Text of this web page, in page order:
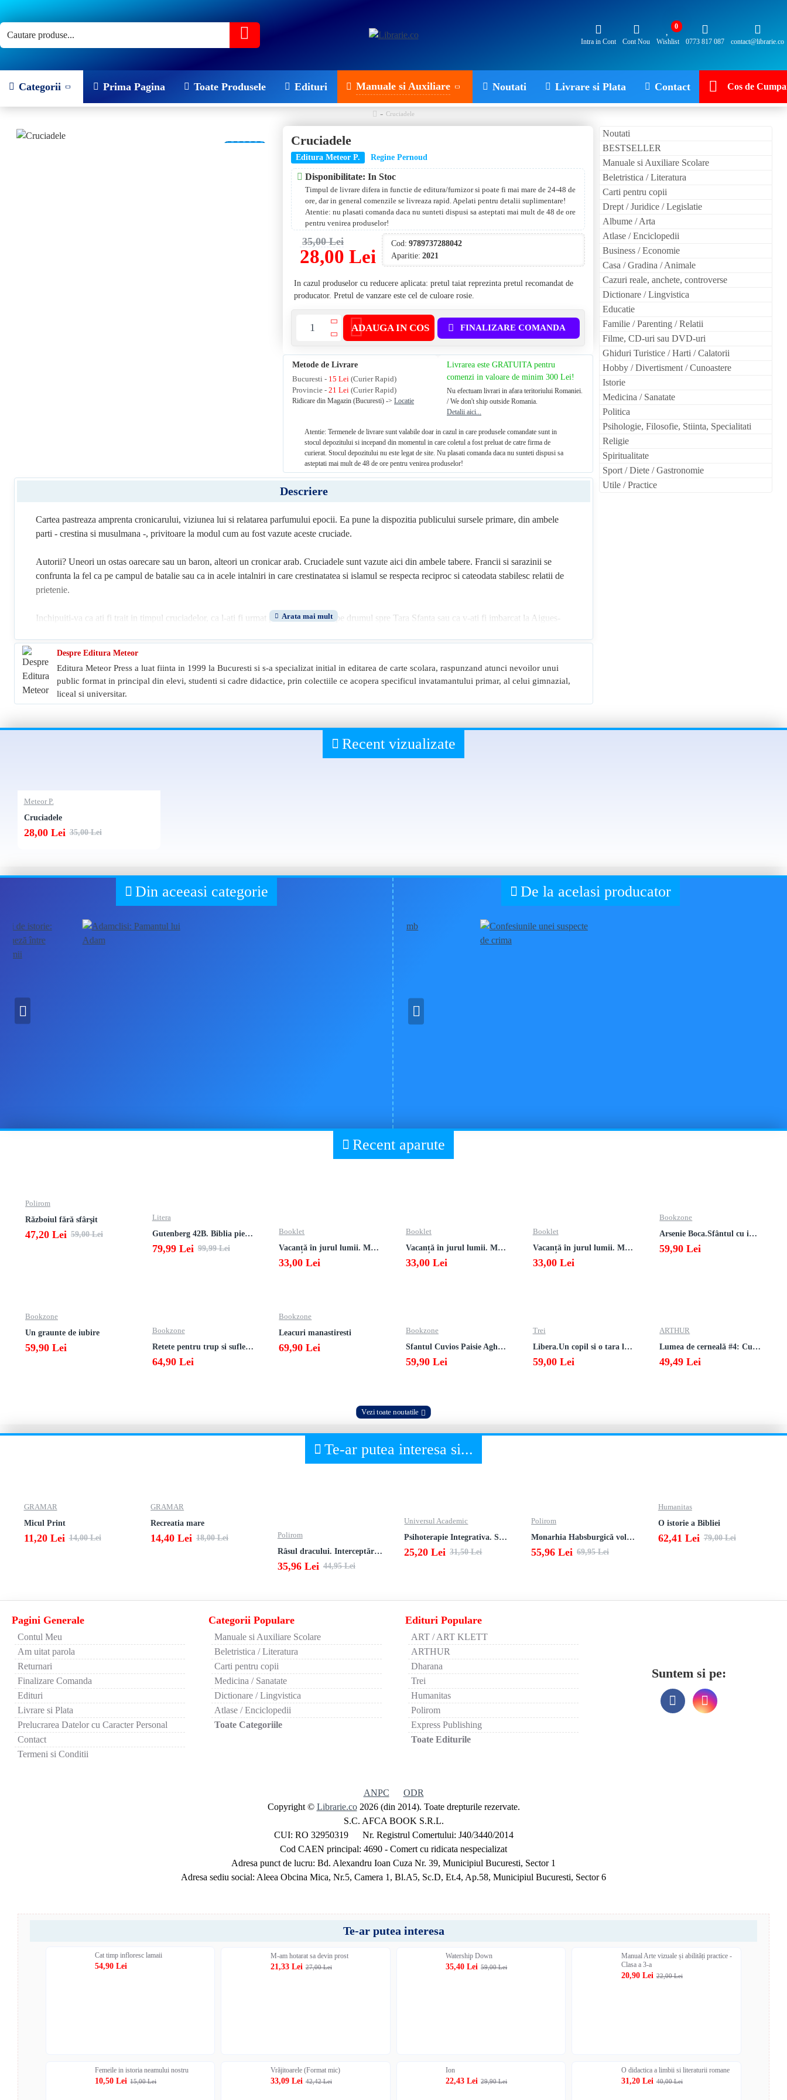
Intra in Cont Cont Nou Wishlist
0
0773 817 087
contact@librarie.co
Categorii Prima Pagina Toate Produsele Edituri Manuale si Auxiliare Noutati Livrare si Plata Contact Cos de
Cruciadele
Cruciadele
Editura Meteor P. Regine Pernoud
Disponibilitate: In Stoc
Timpul de livrare difera in functie de editura/furnizor si poate fi mai mare de 24-48 de
ore, dar in general comenzile se livreaza rapid. Apelati pentru detalii suplimentare!
Atentie: nu plasati comanda daca nu sunteti dispusi sa asteptati mai mult de 48 de ore
pentru venirea produselor!
28,00 Lei
35,00 Lei Cod: 9789737288042
Aparitie: 2021
ADAUGA IN COS FINALIZARE COMANDA
In cazul produselor cu reducere aplicata: pretul taiat reprezinta pretul recomandat de
producator. Pretul de vanzare este cel de culoare rosie.
Metode de Livrare
Bucuresti - 15 Lei (Curier Rapid)
Provincie -21 Lei (Curier Rapid)
Ridicare din Magazin (Bucuresti) ->Locatie
Livrarea este GRATUITA pentru
comenzi in valoare de minim 300 Lei!
Nu efectuam livrari in afara teritoriului Romaniei.
/ We don't ship outside Romania.
Detalii aici...
Atentie: Termenele de livrare sunt valabile doar in cazul in care produsele comandate sunt in
stocul depozitului si incepand din momentul in care coletul a fost preluat de catre firma de
curierat. Stocul depozitului nu este legat de site. Nu plasati comanda daca nu sunteti dispusi sa
asteptati mai mult de 48 de ore pentru venirea produselor!
Despre Editura Meteor
Editura Meteor Press a luat fiinta in 1999 la Bucuresti si s-a specializat initial in editarea de carte scolara, raspunzand atunci nevoilor unui
public format in principal din elevi, studenti si cadre didactice, prin colectiile ce acopera specificul invatamantului primar, al celui gimnazial,
liceal si universitar.
Descriere
Cartea pastreaza amprenta cronicarului, viziunea lui si relatarea parfumului epocii. Ea pune la dispozitia publicului sursele primare, din ambele
parti - crestina si musulmana -, privitoare la modul cum au fost vazute aceste cruciade.
Autorii? Uneori un ostas oarecare sau un baron, alteori un cronicar arab. Cruciadele sunt vazute aici din ambele tabere. Francii si sarazinii se
confrunta la fel ca pe campul de batalie sau ca in acele intalniri in care crestinatatea si islamul se respecta reciproc si cateodata stabilesc relatii de
prietenie.
Inchipuiti-va ca ati fi trait in timpul cruciadelor, ca l-ati fi urmat pe Petru Eremitul pe drumul spre Tara Sfanta sau ca v-ati fi imbarcat la Aigues-
Inchipuiti-va ca ati fi luptat sub zidurile Antiohiei, ca ati fi atacat taberele sultanului Saladin, ca l-ati fi vazut pe Sfantul Francisc de Assisi
intinzandu-si mainile goale in fata meterezelor din Cairo sau ca ati fi fost un supus umil al Regatului franc de Ierusalim si casatorit cu o pagana.
Daca v-ati fi consemnat zi de zi impresiile, daca ati fi cunoscut secrete, daca ati fi adunat marturii, iata cartea care s-ar fi scris cu notitele voastre.
Caci in aceasta carte, toata informatia este ,,din epoca": cei care povestesc au vazut totul cu ochii lor si au auzit totul cu propriile urechi.
Noutati
BESTSELLER
Manuale si Auxiliare Scolare
Beletristica / Literatura
Carti pentru copii
Drept / Juridice / Legislatie
Albume / Arta
Atlase / Enciclopedii
Business / Economie
Casa / Gradina / Animale
Cazuri reale, anchete, controverse
Dictionare / Lingvistica
Educatie
Familie / Parenting / Relatii
Filme, CD-uri sau DVD-uri
Ghiduri Turistice / Harti / Calatorii
Hobby / Divertisment / Cunoastere
Istorie
Medicina / Sanatate
Politica
Psihologie, Filosofie, Stiinta, Specialitati
Religie
Spiritualitate
Sport / Diete / Gastronomie
Utile / Practice
Recent vizualizate
Meteor P.
Cruciadele
Recent aparute
Polirom
Războiul fără sfârşit
47,20 Lei 59,00 Lei
Litera
Gutenberg 42B. Biblia pierduta
79,99 Lei 99,99 Lei
Booklet
Vacanță în jurul lumii. Matematică clasa a VII-a – EDIȚIA 2026
33,00 Lei
Booklet
Vacanță în jurul lumii. Matematică clasa a VI-a – EDIȚIA 2026
33,00 Lei
Booklet
Vacanță în jurul lumii. Matematică clasa a V-a – EDIȚIA 2026
33,00 Lei
Bookzone
Arsenie Boca.Sfântul cu inima cat cerul
59,90 Lei
Bookzone
Un graunte de iubire
59,90 Lei
Bookzone
Retete pentru trup si suflet din bucataria manastirii
64,90 Lei
Bookzone
Leacuri manastiresti
69,90 Lei
Bookzone
Sfantul Cuvios Paisie Aghioritul
59,90 Lei
Trei
Libera.Un copil si o tara la sfarsitul istoriei.Lea Ypi
59,00 Lei
ARTHUR
Lumea de cerneală #4: Culoarea răzbunării
49,49 Lei
Vezi toate noutatile
Te-ar putea interesa si...
GRAMAR
Micul Print
11,20 Lei 14,00 Lei
GRAMAR
Recreatia mare
14,40 Lei 18,00 Lei
Polirom
Râsul dracului. Interceptări, informaţii desecretizate, autodenunţuri
35,96 Lei 44,95 Lei
Universul Academic
Psihoterapie Integrativa. Studii
25,20 Lei 31,50 Lei
Polirom
Monarhia Habsburgică vol. VI (1848-1918)
55,96 Lei 69,95 Lei
Humanitas
O istorie a Bibliei
62,41 Lei 79,00 Lei
Pagini Generale
Contul Meu
Am uitat parola
Returnari
Finalizare Comanda
Edituri
Livrare si Plata
Prelucrarea Datelor cu Caracter Personal
Contact
Termeni si Conditii
Categorii Populare
Manuale si Auxiliare Scolare
Beletristica / Literatura
Carti pentru copii
Medicina / Sanatate
Dictionare / Lingvistica
Atlase / Enciclopedii
Toate Categoriile
Edituri Populare
ART / ART KLETT
ARTHUR
Dharana
Trei
Humanitas
Polirom
Express Publishing
Toate Editurile
Suntem si pe:
ANPC
ODR
Copyright © Librarie.co 2026 (din 2014). Toate drepturile rezervate.
S.C. AFCA BOOK S.R.L.
CUI: RO 32950319 Nr. Registrul Comertului: J40/3440/2014
Cod CAEN principal: 4690 - Comert cu ridicata nespecializat
Adresa punct de lucru: Bd. Alexandru Ioan Cuza Nr. 39, Municipiul Bucuresti, Sector 1
Adresa sediu social: Aleea Obcina Mica, Nr.5, Camera 1, Bl.A5, Sc.D, Et.4, Ap.58, Municipiul Bucuresti, Sector 6
Te-ar putea interesa
Cat timp infloresc lamaii
54,90 Lei
M-am hotarat sa devin prost
21,33 Lei 27,00 Lei
Watership Down
35,40 Lei 59,00 Lei
Manual Arte vizuale și abilități practice -
Clasa a 3-a
20,90 Lei 22,00 Lei
Femeile in istoria neamului nostru
10,50 Lei 15,00 Lei
Vrăjitoarele (Format mic)
33,09 Lei 42,42 Lei
Ion
22,43 Lei 29,90 Lei
O didactica a limbii si literaturii romane
31,20 Lei 40,00 Lei